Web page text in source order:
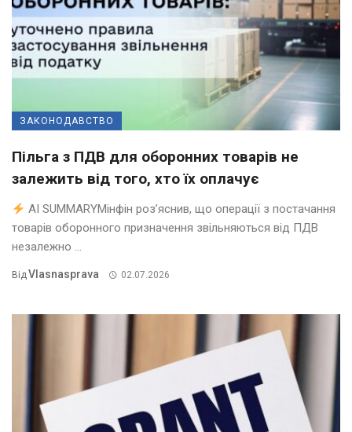
ЗАКОНОДАВСТВО
Пільга з ПДВ для оборонних товарів не
залежить від того, хто їх оплачує
AI SUMMARYМінфін роз’яснив, що операції з постачання
товарів оборонного призначення звільняються від ПДВ
незалежно ...
ВідVlasnasprava 02.07.2026